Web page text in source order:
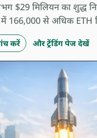
$29 मिलियन का
से अधिक ETH
करें और ट्रेंडिंग पेज देखें